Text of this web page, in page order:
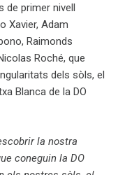
de primer nivell
Xavier, Adam
Raimonds
Roché, que
dels sòls, el
Blanca de la DO
la nostra
coneguin la DO